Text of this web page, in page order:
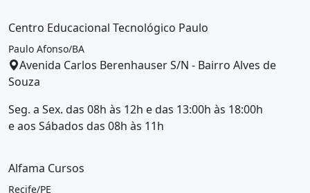
Centro Educacional Tecnológico Paulo
Paulo Afonso/BA
Avenida Carlos Berenhauser S/N - Bairro Alves de
Souza
Seg. a Sex. das 08h às 12h e das 13:00h às 18:00h
e aos Sábados das 08h às 11h
Alfama Cursos
Recife/PE